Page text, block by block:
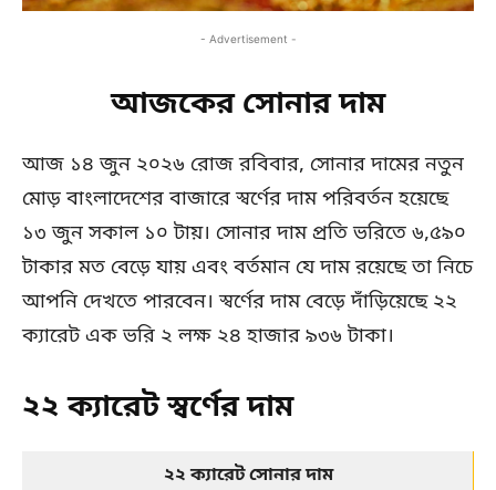
- Advertisement -
আজকের সোনার দাম
আজ ১৪ জুন ২০২৬ রোজ রবিবার, সোনার দামের নতুন
মোড় বাংলাদেশের বাজারে স্বর্ণের দাম পরিবর্তন হয়েছে
১৩ জুন সকাল ১০ টায়। সোনার দাম প্রতি ভরিতে ৬,৫৯০
টাকার মত বেড়ে যায় এবং বর্তমান যে দাম রয়েছে তা নিচে
আপনি দেখতে পারবেন। স্বর্ণের দাম বেড়ে দাঁড়িয়েছে ২২
ক্যারেট এক ভরি ২ লক্ষ ২৪ হাজার ৯৩৬ টাকা।
২২ ক্যারেট স্বর্ণের দাম
২২ ক্যারেট সোনার দাম